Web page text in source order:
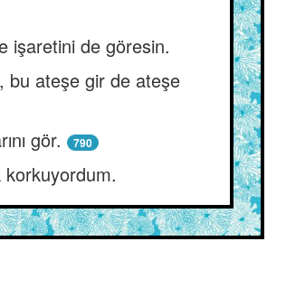
işaretini de göresin.
bu ateşe gir de ateşe
gör.
790